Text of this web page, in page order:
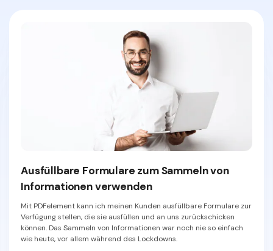
Ausfüllbare Formulare zum Sammeln von
Informationen verwenden
Mit PDFelement kann ich meinen Kunden ausfüllbare Formulare zur
Verfügung stellen, die sie ausfüllen und an uns zurückschicken
können. Das Sammeln von Informationen war noch nie so einfach
wie heute, vor allem während des Lockdowns.